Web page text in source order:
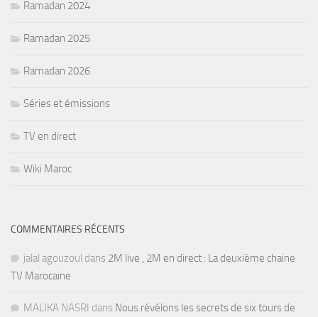
Ramadan 2024
Ramadan 2025
Ramadan 2026
Séries et émissions
TV en direct
Wiki Maroc
COMMENTAIRES RÉCENTS
jalal agouzoul dans 2M live , 2M en direct : La deuxième chaine
TV Marocaine
MALIKA NASRI dans Nous révélons les secrets de six tours de